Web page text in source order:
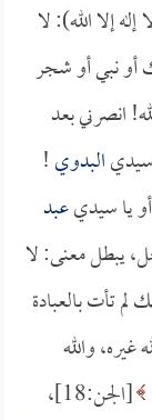
إلا الله): لا
أو نبي أو شجر
انصرني بعد
البدوي!
يا سيديعبد
يبطل معنى: لا
لم تأت بالعبادة
والله
[الجن:18]،